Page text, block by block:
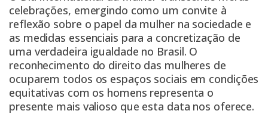
celebrações, emergindo como um convite à
reflexão sobre o papel da mulher na sociedade e
as medidas essenciais para a concretização de
uma verdadeira igualdade no Brasil. O
reconhecimento do direito das mulheres de
ocuparem todos os espaços sociais em condições
equitativas com os homens representa o
presente mais valioso que esta data nos oferece.